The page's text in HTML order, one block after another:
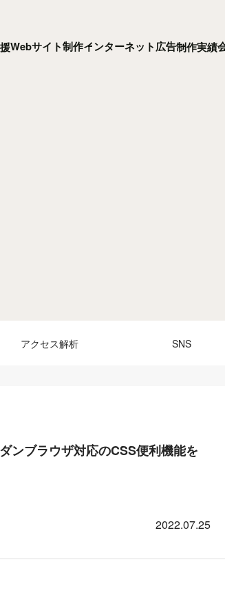
Webサイト制作インターネット広告制作実績
アクセス解析 SNS
ンブラウザ対応のCSS便利機能を
2022.07.25